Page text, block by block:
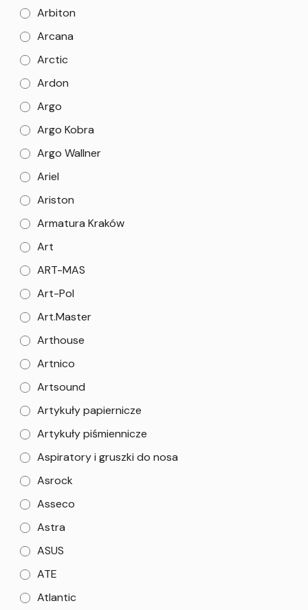
Arbiton
Arcana
Arctic
Ardon
Argo
Argo Kobra
Argo Wallner
Ariel
Ariston
Armatura Kraków
Art
ART-MAS
Art-Pol
Art.Master
Arthouse
Artnico
Artsound
Artykuły papiernicze
Artykuły piśmiennicze
Aspiratory i gruszki do nosa
Asrock
Asseco
Astra
ASUS
ATE
Atlantic